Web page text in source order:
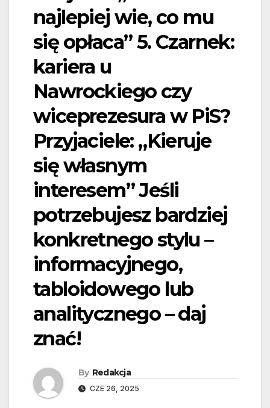
najlepiej wie, co mu
się opłaca” 5. Czarnek:
kariera u
Nawrockiego czy
wiceprezesura w PiS?
Przyjaciele: „Kieruje
się własnym
interesem” Jeśli
potrzebujesz bardziej
konkretnego stylu –
informacyjnego,
tabloidowego lub
analitycznego – daj
znać!
By Redakcja
CZE 26, 2025